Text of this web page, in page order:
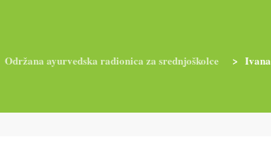
Održana ayurvedska radionica za srednjoškolce > Ivana